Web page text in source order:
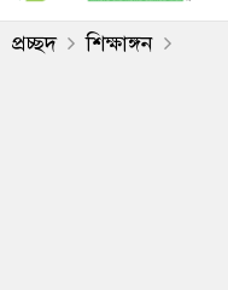
প্রচ্ছদ শিক্ষাঙ্গন